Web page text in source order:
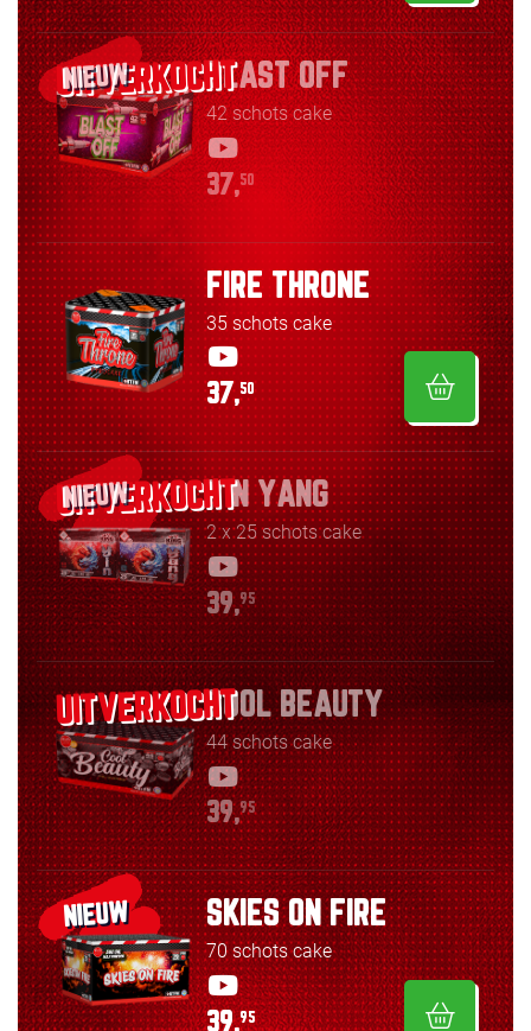
NIEUW BLAST OFF
42 schots cake
37,50
FIRE THRONE
35 schots cake
37,50
NIEUW YIN YANG
2 x 25 schots cake
39,95
COOL BEAUTY
44 schots cake
39,95
NIEUW SKIES ON FIRE
70 schots cake
39,95